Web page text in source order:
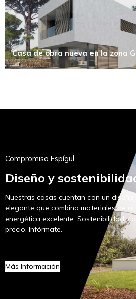
Casa de obra nueva en la zona
Compromiso Espígul
Diseño y
Nuestras casas cuentan con un
elegante que combina materiales de
energética excelente. Sostenibilidad,
precio. Infórmate.
Más Información